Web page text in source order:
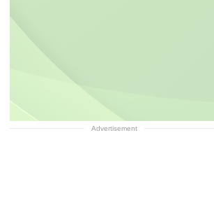
Advertisement